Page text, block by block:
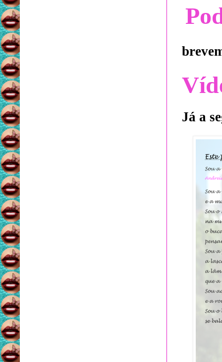
Já a